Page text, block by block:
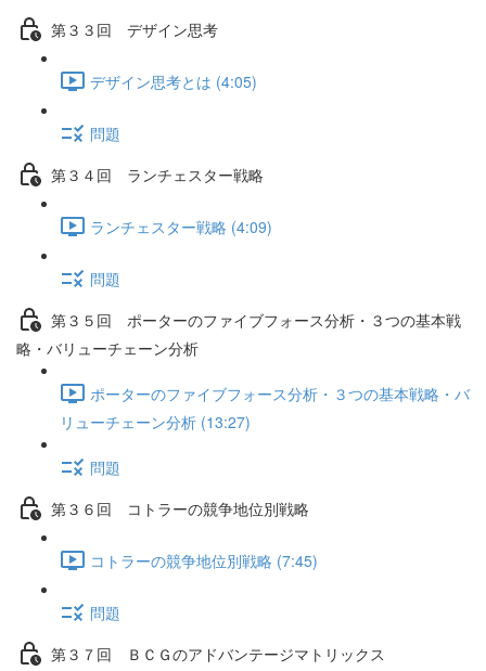
第３３回 デザイン思考
デザイン思考とは (4:05)
問題
第３４回 ランチェスター戦略
ランチェスター戦略 (4:09)
問題
第３５回 ポーターのファイブフォース分析・３つの基本戦
略・バリューチェーン分析
ポーターのファイブフォース分析・３つの基本戦略・バ
リューチェーン分析 (13:27)
問題
第３６回 コトラーの競争地位別戦略
コトラーの競争地位別戦略 (7:45)
問題
第３７回 ＢＣＧのアドバンテージマトリックス